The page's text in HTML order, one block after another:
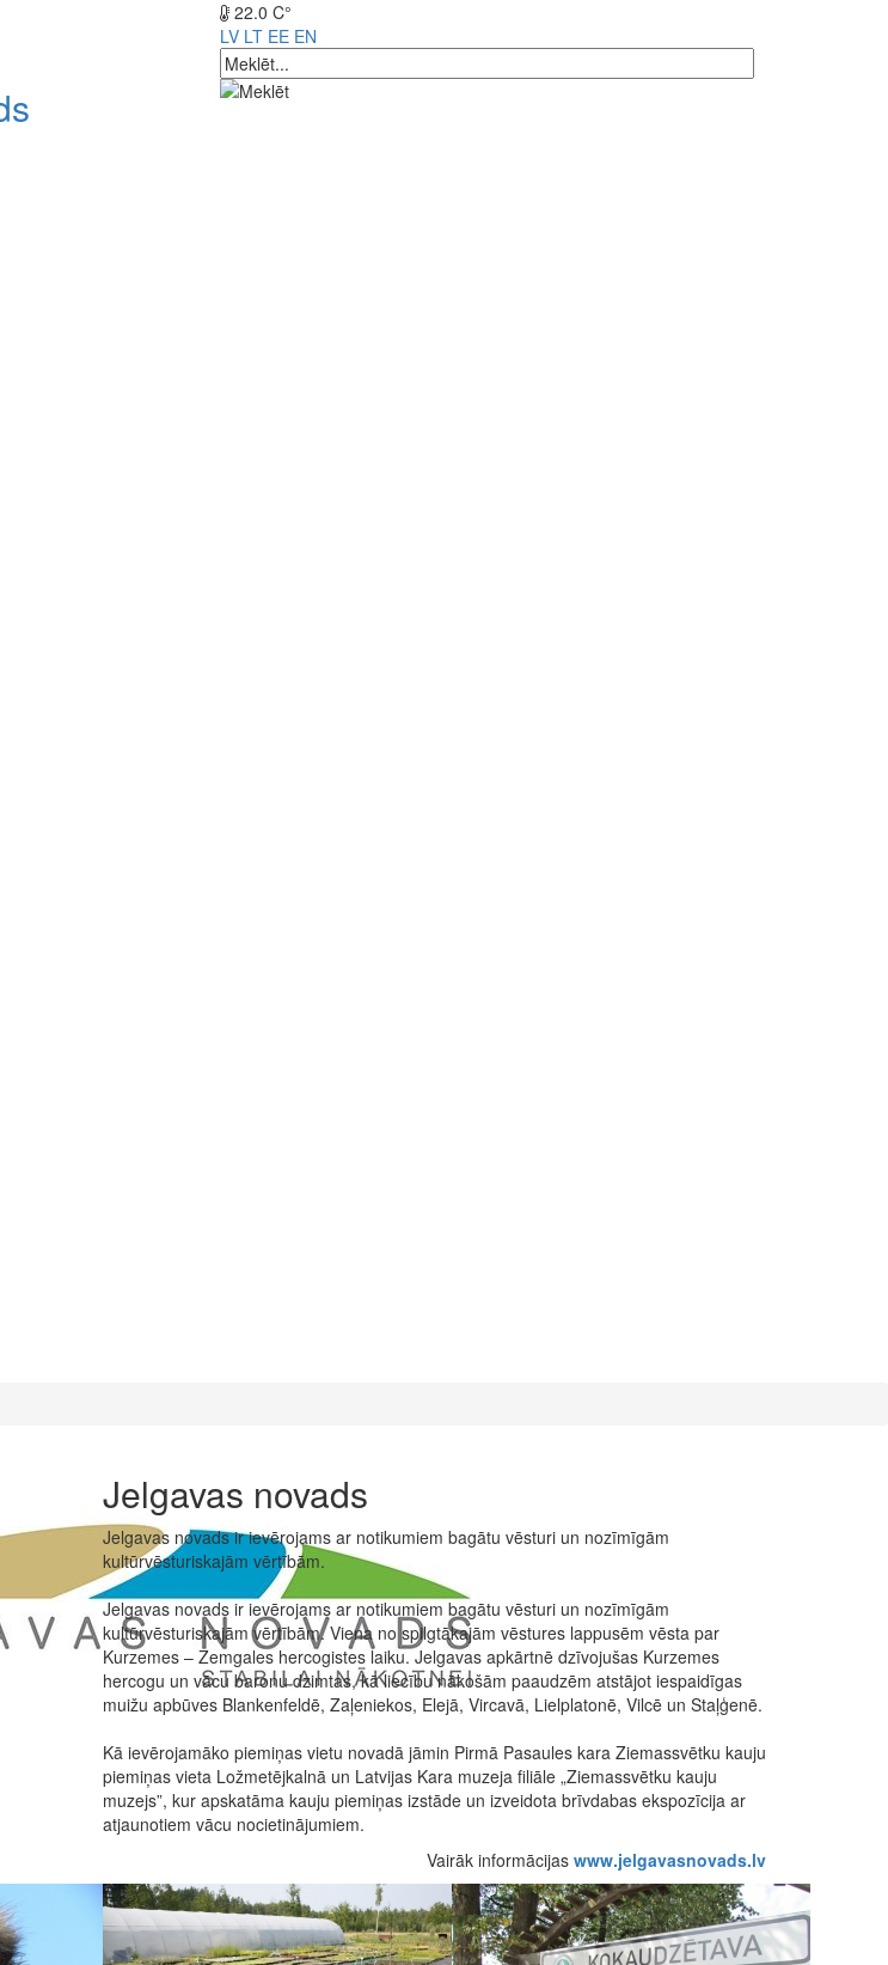
22.0 C°
LV LT EE EN
Jelgavas novads
Jelgavas novads ir ievērojams ar notikumiem bagātu vēsturi un nozīmīgām
kultūrvēsturiskajām vērtībām.
Jelgavas novads ir ievērojams ar notikumiem bagātu vēsturi un nozīmīgām
kultūrvēsturiskajām vērtībām. Viena no spilgtākajām vēstures lappusēm vēsta par
Kurzemes – Zemgales hercogistes laiku. Jelgavas apkārtnē dzīvojušas Kurzemes
hercogu un vācu baronu dzimtas, kā liecību nākošām paaudzēm atstājot iespaidīgas
muižu apbūves Blankenfeldē, Zaļeniekos, Elejā, Vircavā, Lielplatonē, Vilcē un Staļģenē.
Kā ievērojamāko piemiņas vietu novadā jāmin Pirmā Pasaules kara Ziemassvētku kauju
piemiņas vieta Ložmetējkalnā un Latvijas Kara muzeja filiāle „Ziemassvētku kauju
muzejs”, kur apskatāma kauju piemiņas izstāde un izveidota brīvdabas ekspozīcija ar
atjaunotiem vācu nocietinājumiem.
Vairāk informācijas www.jelgavasnovads.lv